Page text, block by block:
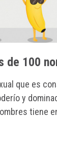
de 100
que es
y
tiene